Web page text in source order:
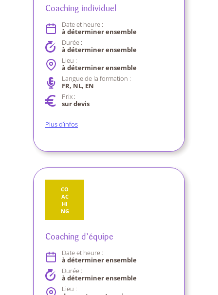
Coaching individuel
Date et heure :
à déterminer ensemble
Durée :
à déterminer ensemble
Lieu :
à déterminer ensemble
Langue de la formation :
FR, NL, EN
Prix :
sur devis
Plus d’infos
CO
AC
HI
NG
Coaching d’équipe
Date et heure :
à déterminer ensemble
Durée :
à déterminer ensemble
Lieu :